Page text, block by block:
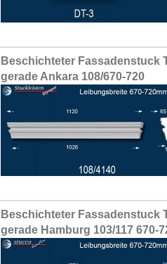
Beschichteter Fassadenstuck
gerade Ankara 108/670-720
Beschichteter Fassadenstuck
gerade Hamburg 103/117 670-